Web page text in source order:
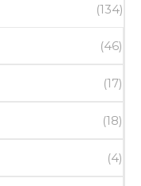
(134)
(46)
(17)
(18)
(4)